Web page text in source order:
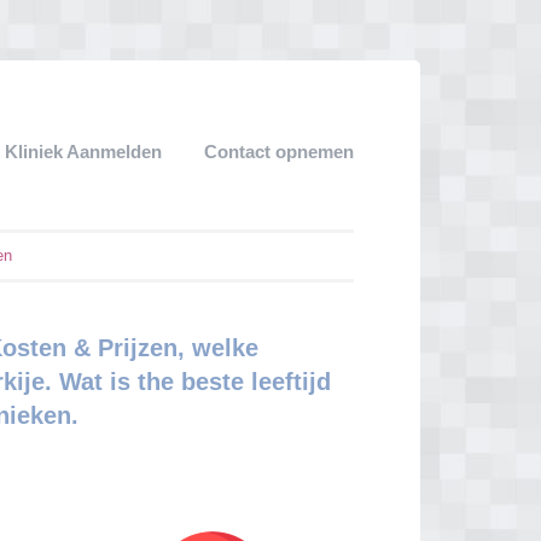
Aanmelden Contact opnemen
& Prijzen, welke
Wat is the beste leeftijd